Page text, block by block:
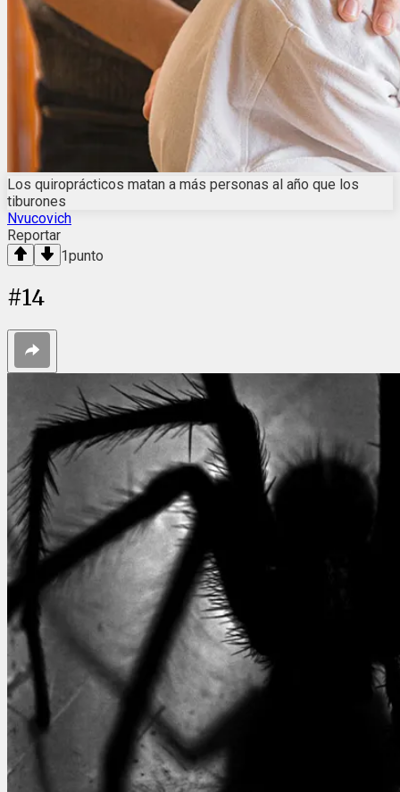
Los quiroprácticos matan a más personas al año que los
tiburones
Nvucovich
Reportar
1punto
#14